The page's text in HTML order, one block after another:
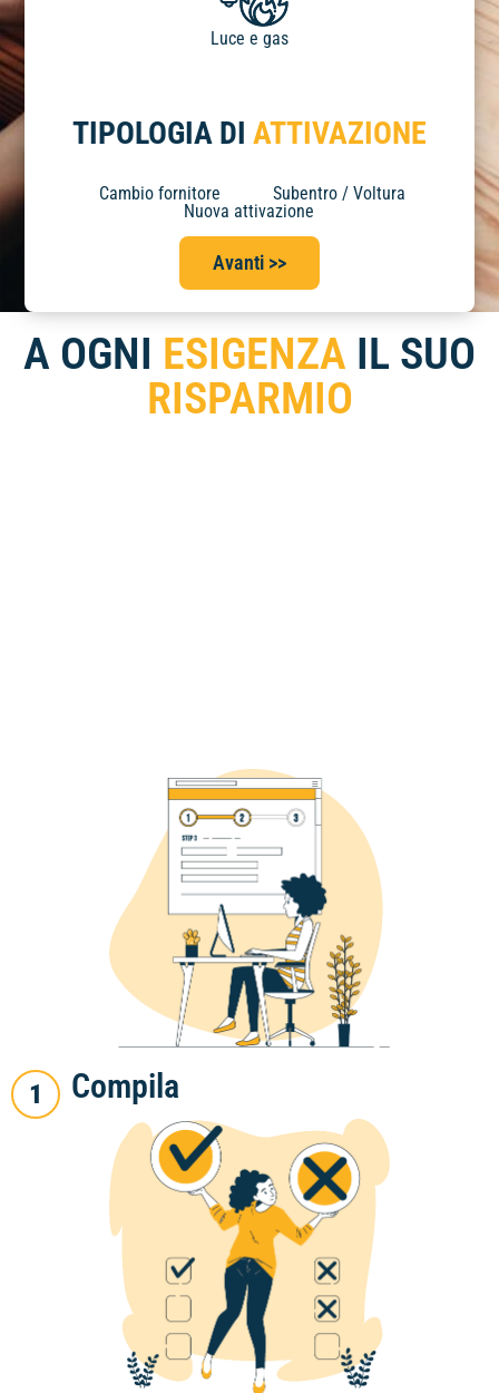
Luce e gas
TIPOLOGIA DI ATTIVAZIONE
Cambio fornitore
Subentro / Voltura
Nuova attivazione
Avanti >>
A OGNI ESIGENZA IL SUO
RISPARMIO
1 Compila